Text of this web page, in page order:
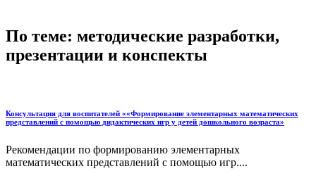
По теме: методические разработки,
презентации и конспекты
Консультация для воспитателей ««Формирование элементарных математических
представлений с помощью дидактических игр у детей дошкольного возраста»
Рекомендации по формированию элементарных
математических представлений с помощью игр....